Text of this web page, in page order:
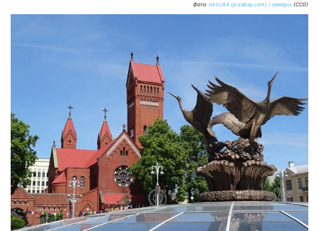
Фото: tortic84 (pixabay.com) / needpix (CC0)